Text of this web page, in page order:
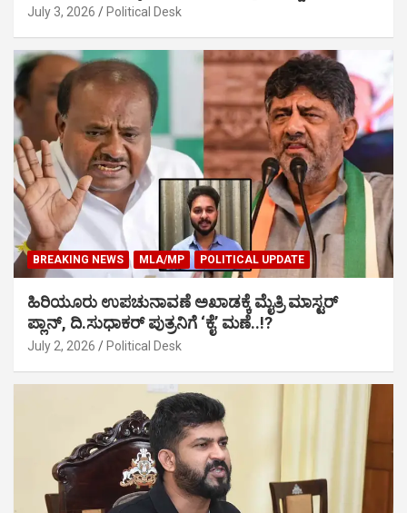
July 3, 2026 Political Desk
BREAKING NEWS MLA/MP POLITICAL UPDATE
ಹಿರಿಯೂರು ಉಪಚುನಾವಣೆ ಅಖಾಡಕ್ಕೆ ಮೈತ್ರಿ ಮಾಸ್ಟರ್
ಪ್ಲಾನ್, ದಿ.ಸುಧಾಕರ್ ಪುತ್ರನಿಗೆ ‘ಕೈ’ ಮಣೆ..!?
July 2, 2026 Political Desk